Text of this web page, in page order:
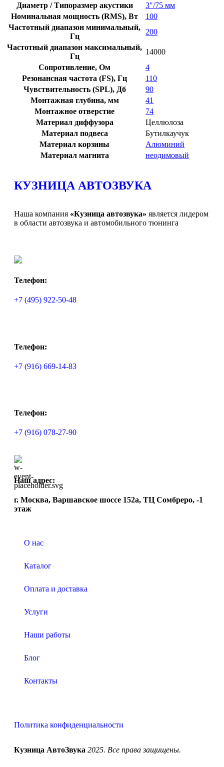
Диаметр / Типоразмер акустики
3″/75 мм
Номинальная мощность (RMS), Вт
100
Частотный диапазон минимальный,
Гц
200
Частотный диапазон максимальный,
Гц
14000
Сопротивление, Ом
4
Резонансная частота (FS), Гц
110
Чувствительность (SPL), Дб
90
Монтажная глубина, мм
41
Монтажное отверстие
74
Материал диффузора
Целлюлоза
Материал подвеса
Бутилкаучук
Материал корзины
Алюминий
Материал магнита
неодимовый
КУЗНИЦА АВТОЗВУКА
Наша компания «Кузница автозвука» является лидером
в области автозвука и автомобильного тюнинга
Телефон:
+7 (495) 922-50-48
Телефон:
+7 (916) 669-14-83
Телефон:
+7 (916) 078-27-90
Наш адрес:
г. Москва, Варшавское шоссе 152а, ТЦ Сомбреро, -1
этаж
О нас
Каталог
Оплата и доставка
Услуги
Наши работы
Блог
Контакты
Политика конфиденциальности
Кузница АвтоЗвука 2025. Все права защищены.